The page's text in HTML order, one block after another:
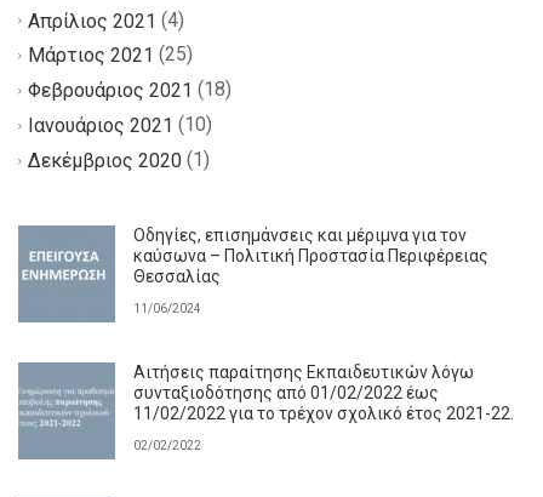
Απρίλιος 2021 (4)
Μάρτιος 2021 (25)
Φεβρουάριος 2021 (18)
Ιανουάριος 2021 (10)
Δεκέμβριος 2020 (1)
Οδηγίες, επισημάνσεις και μέριμνα για τον
καύσωνα – Πολιτική Προστασία Περιφέρειας
Θεσσαλίας
11/06/2024
Αιτήσεις παραίτησης Εκπαιδευτικών λόγω
συνταξιοδότησης από 01/02/2022 έως
11/02/2022 για το τρέχον σχολικό έτος 2021-22.
02/02/2022